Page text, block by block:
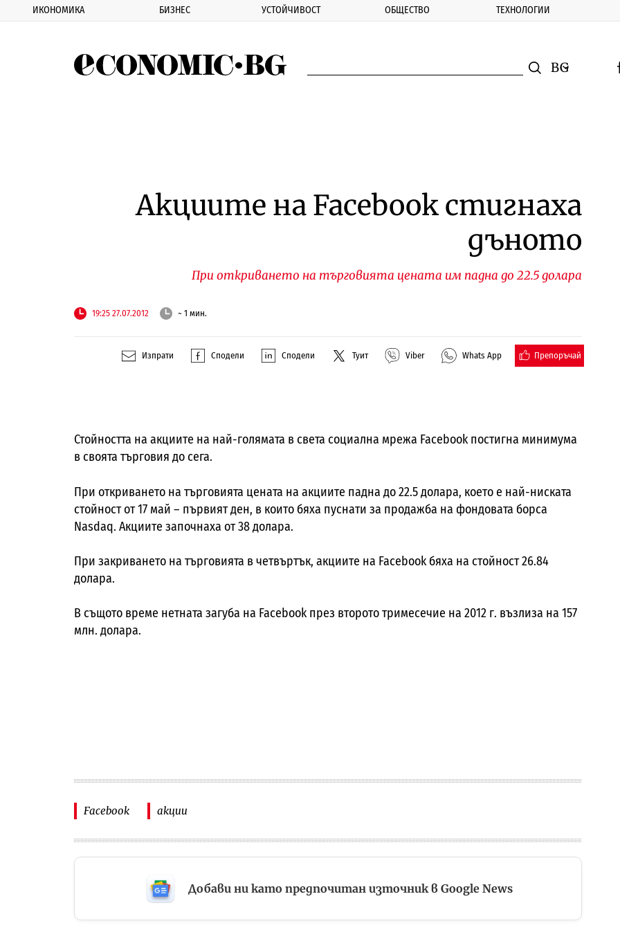
ИКОНОМИКА БИЗНЕС УСТОЙЧИВОСТ ОБЩЕСТВО ТЕХНОЛОГИИ
Смяна на
Акциите на Facebook стигнаха
дъното
При откриването на търговията цената им падна до 22.5 долара
19:25 27.07.2012 ~ 1 мин.
Изпрати Сподели Сподели Туит Viber Whats App Препоръчай
Стойността на акциите на най-голямата в света социална мрежа Facebook постигна минимума
в своята търговия до сега.
При откриването на търговията цената на акциите падна до 22.5 долара, което е най-ниската
стойност от 17 май – първият ден, в които бяха пуснати за продажба на фондовата борса
Nasdaq. Акциите започнаха от 38 долара.
При закриването на търговията в четвъртък, акциите на Facebook бяха на стойност 26.84
долара.
В същото време нетната загуба на Facebook през второто тримесечие на 2012 г. възлиза на 157
млн. долара.
Facebook акции
Добави ни като предпочитан източник в Google News